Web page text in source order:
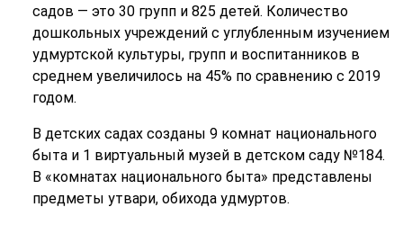
садов — это 30 групп и 825 детей. Количество
дошкольных учреждений с углубленным изучением
удмуртской культуры, групп и воспитанников в
среднем увеличилось на 45% по сравнению с 2019
годом.
В детских садах созданы 9 комнат национального
быта и 1 виртуальный музей в детском саду №184.
В «комнатах национального быта» представлены
предметы утвари, обихода удмуртов.